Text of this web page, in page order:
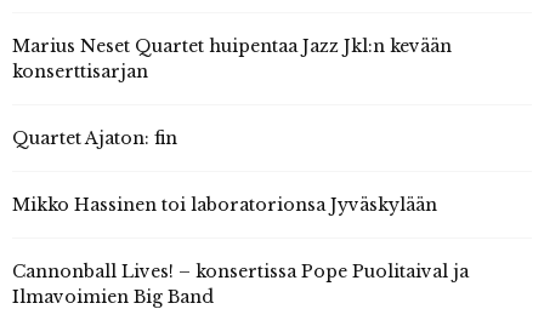
Marius Neset Quartet huipentaa Jazz Jkl:n kevään
konserttisarjan
Quartet Ajaton: fin
Mikko Hassinen toi laboratorionsa Jyväskylään
Cannonball Lives! – konsertissa Pope Puolitaival ja
Ilmavoimien Big Band